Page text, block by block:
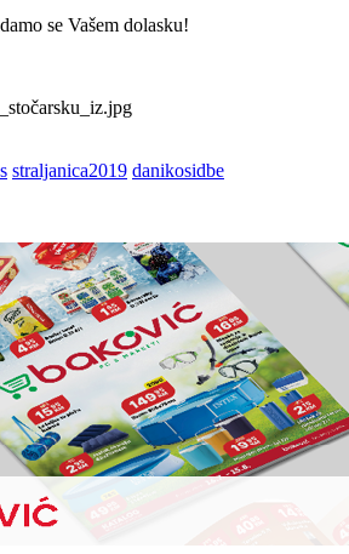
se Vašem dolasku!
straljanica2019 danikosidbe